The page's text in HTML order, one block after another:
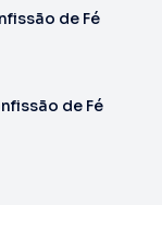
de Fé
de Fé